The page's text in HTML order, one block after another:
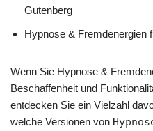
Gutenberg
Hypnose & Fremdenergien
Wenn Sie Hypnose &
Beschaffenheit und
entdecken Sie ein Vielzahl
welche Versionen von